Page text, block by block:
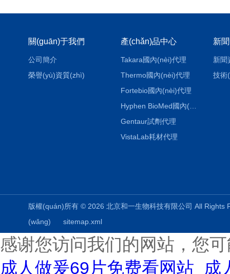
關(guān)于我們
公司簡介
榮譽(yù)資質(zhì)
產(chǎn)品中心
Takara國內(nèi)代理
Thermo國內(nèi)代理
Fortebio國內(nèi)代理
Hyphen BioMed國內(nèi)代理
Gentaur試劑代理
VistaLab耗材代理
新
新聞
技術
版權(quán)所有 © 2026 北京和一生物科技有限公司 All
(wǎng)
sitemap.xml
感谢您访问我们的网站，您
成人做爰69片免费看网站_